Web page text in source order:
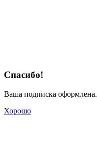
Спасибо!
Ваша подписка оформлена.
Хорошо